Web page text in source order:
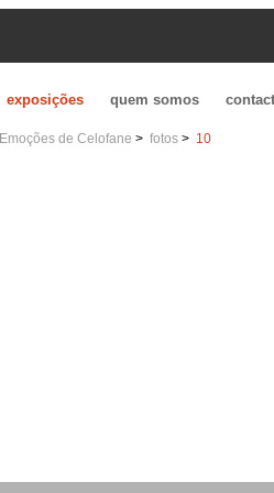
exposições quem somos
Emoções de Celofane fotos 10